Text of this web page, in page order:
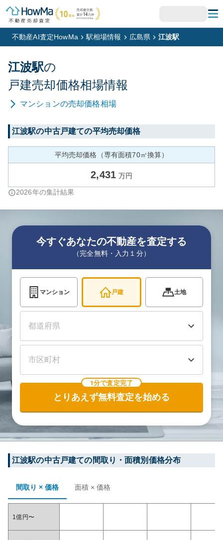
不動産AI査定HowMa 駅相場情報 広島県 江波駅
江波駅の
戸建売却価格相場情報
マンションの売却価格相場
江波駅の中古戸建ての平均売却価格
平均売却価格（専有面積70㎡換算）
2,431 万円
2026年の集計結果
今すぐあなたの不動産を査定する
（完全無料・入力１分）
マンション 戸建 土地
1分で査定完了
とりあえず無料査定を始める
江波駅の中古戸建ての間取り・面積別価格分布
間取り × 価格 面積 × 価格
1億円〜